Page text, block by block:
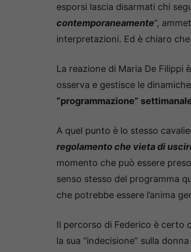
esporsi lascia disarmati chi
contemporaneamente“,
interpretazioni. Ed è chiaro
La reazione di Maria De Filippi
osserva e gestisce le
“programmazione”
A quel punto è lo stesso
regolamento che vieta di
momento che può essere
senso stesso del programma
che potrebbe essere l’anima
Il percorso di Federico è certo
la sua “indecisione” sulla